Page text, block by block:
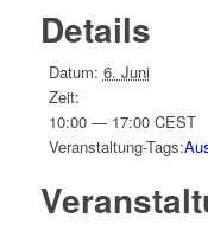
Details
Datum: 6. Juni
Zeit:
10:00 — 17:00 CEST
Veranstaltung-Tags: